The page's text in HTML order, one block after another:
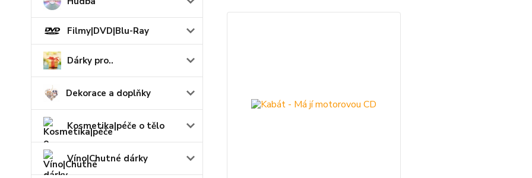
Filmy|DVD|Blu-Ray
Dárky pro..
Dekorace a doplňky
Kosmetika|péče o tělo
Víno|Chutné dárky